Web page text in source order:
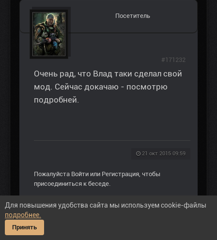
Посетитель
Очень рад, что Влад таки сделал свой
мод. Сейчас докачаю - посмотрю
подробней.
21 окт 2015 09:59
#171232
Пожалуйста Войти или Регистрация, чтобы
присоединиться к беседе.
Для повышения удобства сайта мы используем cookie-файлы
подробнее.
Принять